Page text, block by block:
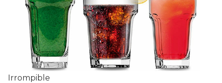
Irrompible